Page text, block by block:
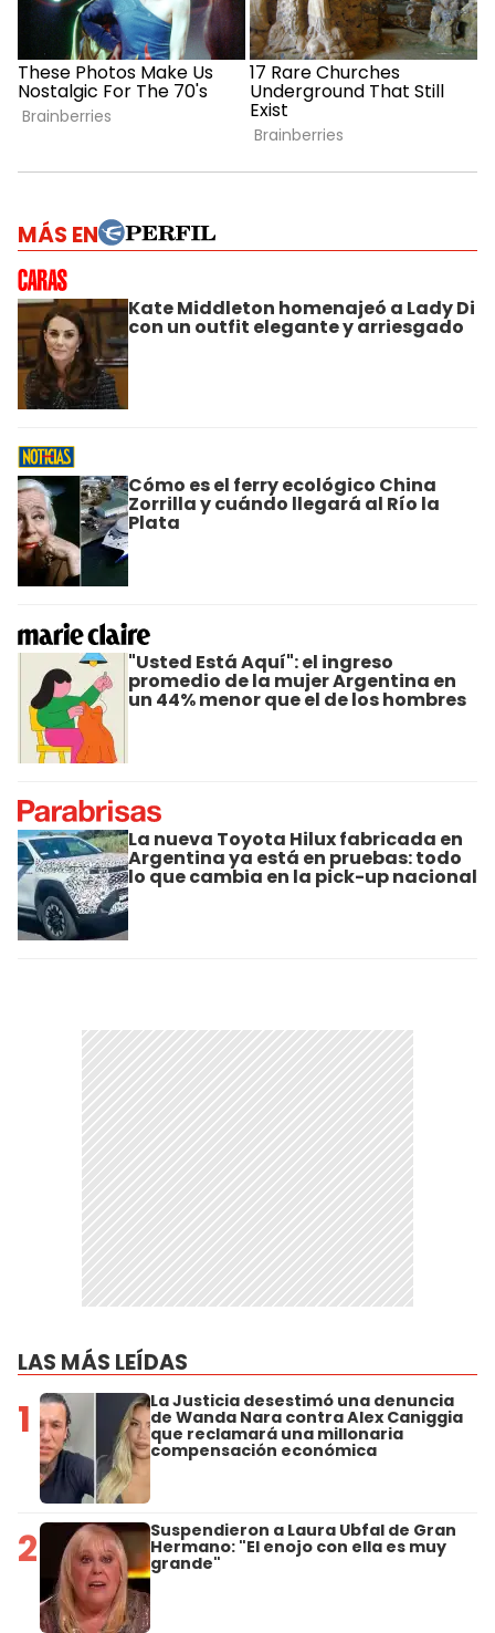
MÁS EN
Kate Middleton homenajeó a Lady Di
con un outfit elegante y arriesgado
Cómo es el ferry ecológico China
Zorrilla y cuándo llegará al Río la
Plata
"Usted Está Aquí": el ingreso
promedio de la mujer Argentina en
un 44% menor que el de los hombres
La nueva Toyota Hilux fabricada en
Argentina ya está en pruebas: todo
lo que cambia en la pick-up nacional
LAS MÁS LEÍDAS
1 La Justicia desestimó una denuncia
de Wanda Nara contra Alex Caniggia
que reclamará una millonaria
compensación económica
2 Suspendieron a Laura Ubfal de Gran
Hermano: "El enojo con ella es muy
grande"